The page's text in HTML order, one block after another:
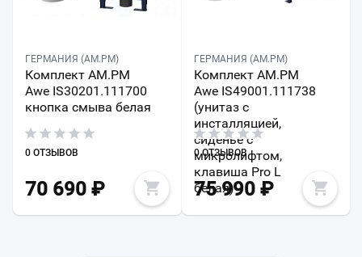
ГЕРМАНИЯ (AM.PM)
Комплект AM.PM
Awe IS30201.111700
кнопка смыва белая
0 ОТЗЫВОВ
70 690 ₽
ГЕРМАНИЯ (AM.PM)
Комплект AM.PM
Awe IS49001.111738
(унитаз с
инсталляцией,
сиденье с
микролифтом,
клавиша Pro L
белая)
0 ОТЗЫВОВ
75 990₽